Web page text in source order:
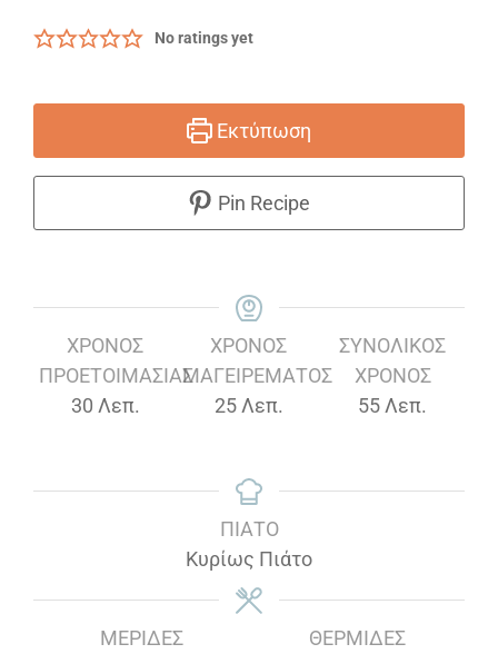
No ratings yet
Εκτύπωση
Pin Recipe
ΧΡΌΝΟΣ
ΠΡΟΕΤΟΙΜΑΣΊΑΣ
30Λεπτά
Λεπ.
ΧΡΌΝΟΣ
ΜΑΓΕΙΡΈΜΑΤΟΣ
25Λεπτά
Λεπ.
ΣΥΝΟΛΙΚΌΣ
ΧΡΌΝΟΣ
55Λεπτά
Λεπ.
ΠΙΆΤΟ
Κυρίως Πιάτο
ΜΕΡΊΔΕΣ
ΘΕΡΜΊΔΕΣ